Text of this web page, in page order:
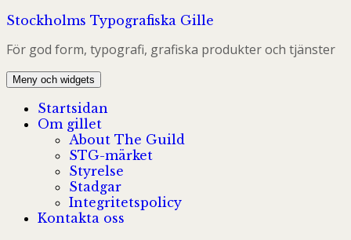
Hoppa
innehåll
Stockholms Typografiska Gille
För god form, typografi, grafiska produkter och tjänster
Meny och widgets
Startsidan
Om gillet
About The Guild
STG-märket
Styrelse
Stadgar
Integritetspolicy
Kontakta oss